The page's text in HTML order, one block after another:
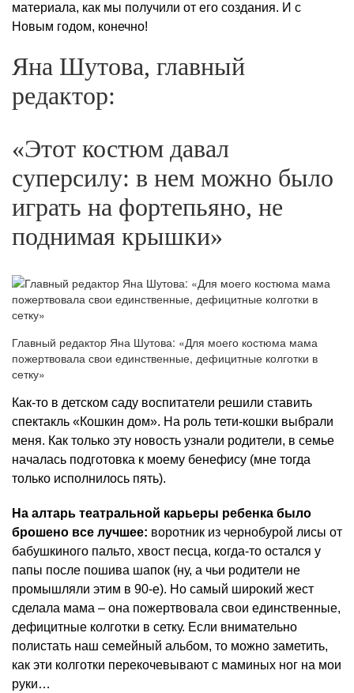
материала, как мы получили от его создания. И с
Новым годом, конечно!
Яна Шутова, главный
редактор:
«Этот костюм давал
суперсилу: в нем можно было
играть на фортепьяно, не
поднимая крышки»
Главный редактор Яна Шутова: «Для моего костюма мама
пожертвовала свои единственные, дефицитные колготки в
сетку»
Как-то в детском саду воспитатели решили ставить
спектакль «Кошкин дом». На роль тети-кошки выбрали
меня. Как только эту новость узнали родители, в семье
началась подготовка к моему бенефису (мне тогда
только исполнилось пять).
На алтарь театральной карьеры ребенка было
брошено все лучшее: воротник из чернобурой лисы от
бабушкиного пальто, хвост песца, когда-то остался у
папы после пошива шапок (ну, а чьи родители не
промышляли этим в 90-е). Но самый широкий жест
сделала мама – она пожертвовала свои единственные,
дефицитные колготки в сетку. Если внимательно
полистать наш семейный альбом, то можно заметить,
как эти колготки перекочевывают с маминых ног на мои
руки…